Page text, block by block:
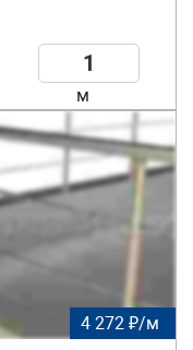
м
4 272 ₽/м